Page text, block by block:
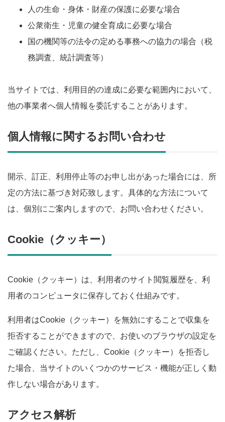
人の生命・身体・財産の保護に必要な場合
公衆衛生・児童の健全育成に必要な場合
国の機関等の法令の定める事務への協力の場合（税
務調査、統計調査等）
当サイトでは、利用目的の達成に必要な範囲内において、
他の事業者へ個人情報を委託することがあります。
個人情報に関するお問い合わせ
開示、訂正、利用停止等のお申し出があった場合には、所
定の方法に基づき対応致します。具体的な方法について
は、個別にご案内しますので、お問い合わせください。
Cookie（クッキー）
Cookie（クッキー）は、利用者のサイト閲覧履歴を、利
用者のコンピュータに保存しておく仕組みです。
利用者はCookie（クッキー）を無効にすることで収集を
拒否することができますので、お使いのブラウザの設定を
ご確認ください。ただし、Cookie（クッキー）を拒否し
た場合、当サイトのいくつかのサービス・機能が正しく動
作しない場合があります。
アクセス解析